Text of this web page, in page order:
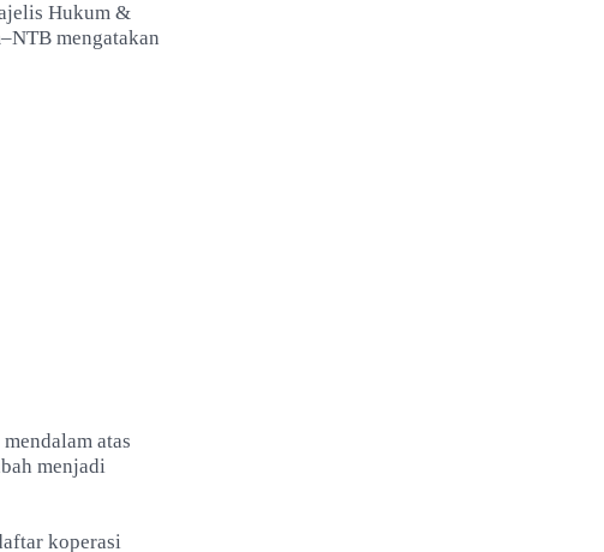
Hukum &
mengatakan
atas
menjadi
koperasi